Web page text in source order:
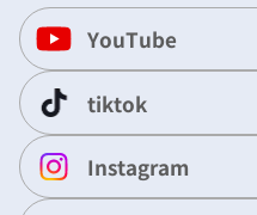
YouTube
tiktok
Instagram